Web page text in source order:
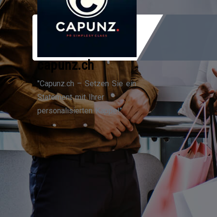
Zum
Inhalt
capunz.ch
"Capunz.ch – Setzen Sie ein
Statement mit Ihrer
personalisierten Kappe!"